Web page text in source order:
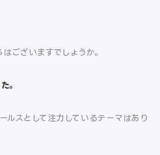
ございますでしょうか。
。
ルスとして注力しているテーマはあり